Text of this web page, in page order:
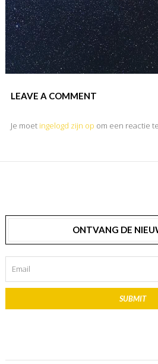
LEAVE A COMMENT
Je moet ingelogd zijn op om een reactie
ONTVANG DE
SUBMIT